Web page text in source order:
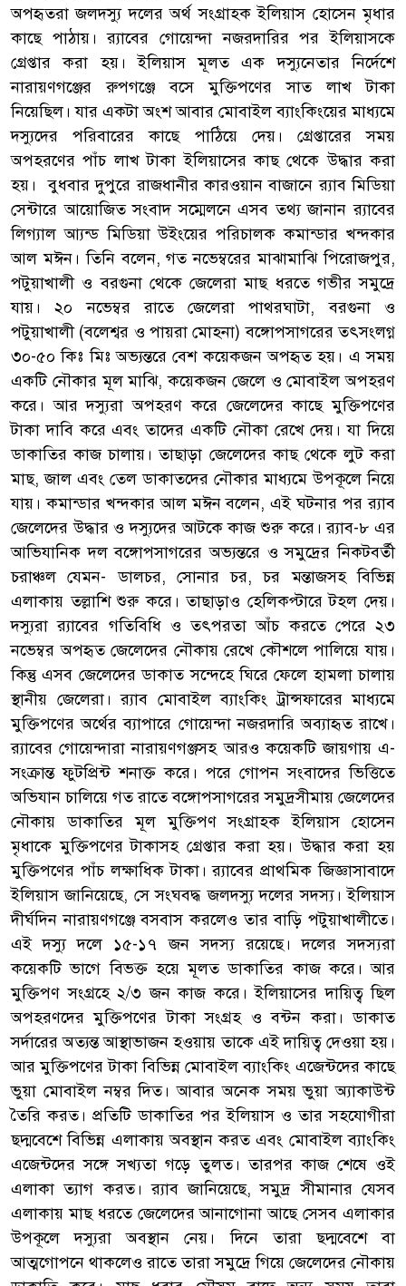
অপহৃতরা জলদস্যু দলের অর্থ সংগ্রাহক ইলিয়াস হোসেন মৃধার
কাছে পাঠায়। র‌্যাবের গোয়েন্দা নজরদারির পর ইলিয়াসকে
গ্রেপ্তার করা হয়। ইলিয়াস মূলত এক দস্যুনেতার নির্দেশে
নারায়ণগঞ্জের রুপগঞ্জে বসে মুক্তিপণের সাত লাখ টাকা
নিয়েছিল। যার একটা অংশ আবার মোবাইল ব্যাংকিংয়ের মাধ্যমে
দস্যুদের পরিবারের কাছে পাঠিয়ে দেয়। গ্রেপ্তারের সময়
অপহরণের পাঁচ লাখ টাকা ইলিয়াসের কাছ থেকে উদ্ধার করা
হয়। বুধবার দুপুরে রাজধানীর কারওয়ান বাজানে র‌্যাব মিডিয়া
সেন্টারে আয়োজিত সংবাদ সম্মেলনে এসব তথ্য জানান র‌্যাবের
লিগ্যাল আ্যন্ড মিডিয়া উইংয়ের পরিচালক কমান্ডার খন্দকার
আল মঈন। তিনি বলেন, গত নভেম্বরের মাঝামাঝি পিরোজপুর,
পটুয়াখালী ও বরগুনা থেকে জেলেরা মাছ ধরতে গভীর সমুদ্রে
যায়। ২০ নভেম্বর রাতে জেলেরা পাথরঘাটা, বরগুনা ও
পটুয়াখালী (বলেশ্বর ও পায়রা মোহনা) বঙ্গোপসাগরের তৎসংলগ্ন
৩০-৫০ কিঃ মিঃ অভ্যন্তরে বেশ কয়েকজন অপহৃত হয়। এ সময়
একটি নৌকার মূল মাঝি, কয়েকজন জেলে ও মোবাইল অপহরণ
করে। আর দস্যুরা অপহরণ করে জেলেদের কাছে মুক্তিপণের
টাকা দাবি করে এবং তাদের একটি নৌকা রেখে দেয়। যা দিয়ে
ডাকাতির কাজ চালায়। তাছাড়া জেলেদের কাছ থেকে লুট করা
মাছ, জাল এবং তেল ডাকাতদের নৌকার মাধ্যমে উপকূলে নিয়ে
যায়। কমান্ডার খন্দকার আল মঈন বলেন, এই ঘটনার পর র‌্যাব
জেলেদের উদ্ধার ও দস্যুদের আটকে কাজ শুরু করে। র‌্যাব-৮ এর
আভিযানিক দল বঙ্গোপসাগরের অভ্যন্তরে ও সমুদ্রের নিকটবর্তী
চরাঞ্চল যেমন- ডালচর, সোনার চর, চর মন্তাজসহ বিভিন্ন
এলাকায় তল্লাশি শুরু করে। তাছাড়াও হেলিকপ্টারে টহল দেয়।
দস্যুরা র‌্যাবের গতিবিধি ও তৎপরতা আঁচ করতে পেরে ২৩
নভেম্বর অপহৃত জেলেদের নৌকায় রেখে কৌশলে পালিয়ে যায়।
কিন্তু এসব জেলেদের ডাকাত সন্দেহে ঘিরে ফেলে হামলা চালায়
স্থানীয় জেলেরা। র‌্যাব মোবাইল ব্যাংকিং ট্রান্সফারের মাধ্যমে
মুক্তিপণের অর্থের ব্যাপারে গোয়েন্দা নজরদারি অব্যাহৃত রাখে।
র‌্যাবের গোয়েন্দারা নারায়ণগঞ্জসহ আরও কয়েকটি জায়গায় এ-
সংক্রান্ত ফুটপ্রিন্ট শনাক্ত করে। পরে গোপন সংবাদের ভিত্তিতে
অভিযান চালিয়ে গত রাতে বঙ্গোপসাগরের সমুদ্রসীমায় জেলেদের
নৌকায় ডাকাতির মূল মুক্তিপণ সংগ্রাহক ইলিয়াস হোসেন
মৃধাকে মুক্তিপণের টাকাসহ গ্রেপ্তার করা হয়। উদ্ধার করা হয়
মুক্তিপণের পাঁচ লক্ষাধিক টাকা। র‌্যাবের প্রাথমিক জিজ্ঞাসাবাদে
ইলিয়াস জানিয়েছে, সে সংঘবদ্ধ জলদস্যু দলের সদস্য। ইলিয়াস
দীর্ঘদিন নারায়ণগঞ্জে বসবাস করলেও তার বাড়ি পটুয়াখালীতে।
এই দস্যু দলে ১৫-১৭ জন সদস্য রয়েছে। দলের সদস্যরা
কয়েকটি ভাগে বিভক্ত হয়ে মূলত ডাকাতির কাজ করে। আর
মুক্তিপণ সংগ্রহে ২/৩ জন কাজ করে। ইলিয়াসের দায়িত্ব ছিল
অপহরণদের মুক্তিপণের টাকা সংগ্রহ ও বন্টন করা। ডাকাত
সর্দারের অত্যন্ত আস্থাভাজন হওয়ায় তাকে এই দায়িত্ব দেওয়া হয়।
আর মুক্তিপণের টাকা বিভিন্ন মোবাইল ব্যাংকিং এজেন্টদের কাছে
ভুয়া মোবাইল নম্বর দিত। আবার অনেক সময় ভুয়া অ্যাকাউন্ট
তৈরি করত। প্রতিটি ডাকাতির পর ইলিয়াস ও তার সহযোগীরা
ছদ্মবেশে বিভিন্ন এলাকায় অবস্থান করত এবং মোবাইল ব্যাংকিং
এজেন্টদের সঙ্গে সখ্যতা গড়ে তুলত। তারপর কাজ শেষে ওই
এলাকা ত্যাগ করত। র‌্যাব জানিয়েছে, সমুদ্র সীমানার যেসব
এলাকায় মাছ ধরতে জেলেদের আনাগোনা আছে সেসব এলাকার
উপকূলে দস্যুরা অবস্থান নেয়। দিনে তারা ছদ্মবেশে বা
আত্মগোপনে থাকলেও রাতে তারা সমুদ্রে গিয়ে জেলেদের নৌকায়